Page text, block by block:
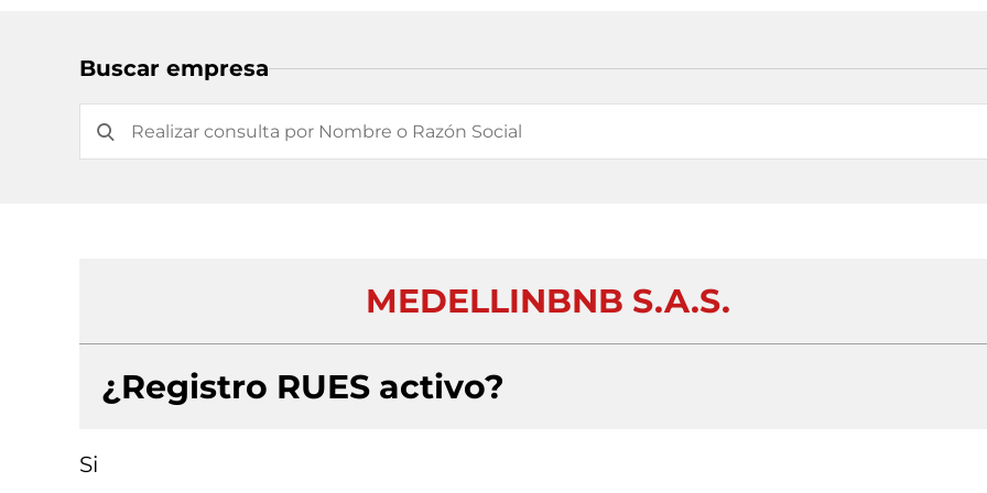
Buscar empresa
MEDELLINBNB S.A.S.
¿Registro RUES activo?
Si